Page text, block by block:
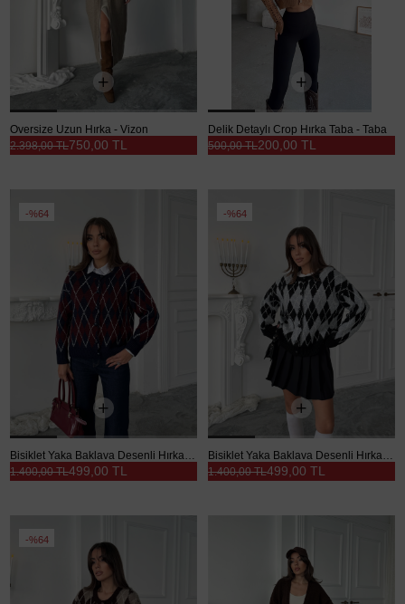
Oversize Uzun Hırka - Vizon
750,00 TL
2.398,00 TL
Delik Detaylı Crop Hırka Taba - Taba
200,00 TL
500,00 TL
%64
Bisiklet Yaka Baklava Desenli Hırka - Lacivert
499,00 TL
1.400,00 TL
%64
Bisiklet Yaka Baklava Desenli Hırka - Gri
499,00 TL
1.400,00 TL
%64